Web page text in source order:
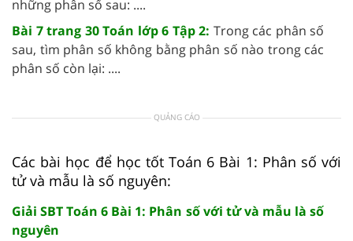
những phân số sau: ....
Bài 7 trang 30 Toán lớp 6 Tập 2: Trong các phân số
sau, tìm phân số không bằng phân số nào trong các
phân số còn lại: ....
QUẢNG CÁO
Các bài học để học tốt Toán 6 Bài 1: Phân số với
tử và mẫu là số nguyên:
Giải SBT Toán 6 Bài 1: Phân số với tử và mẫu là số
nguyên